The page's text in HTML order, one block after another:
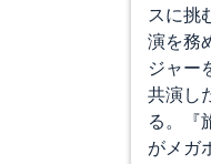
スに挑
演を務
ジャー
共演し
る。『
がメガ